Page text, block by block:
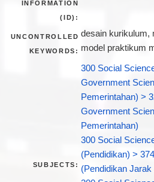
INFORMATION
(ID):
UNCONTROLLED
KEYWORDS:
desain kurikulum,
model praktikum
SUBJECTS:
300 Social
Government
Pemerintahan) >
Government
Pemerintahan)
300 Social
(Pendidikan) >
(Pendidikan Jarak